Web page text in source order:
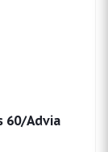
60/Advia